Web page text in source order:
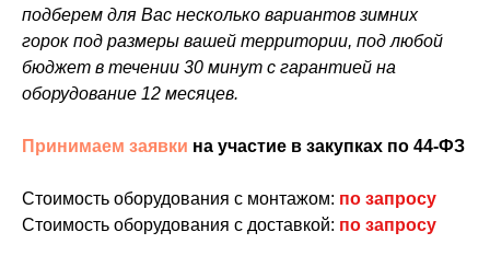
подберем для Вас несколько вариантов зимних
горок под размеры вашей территории, под любой
бюджет в течении 30 минут с гарантией на
оборудование 12 месяцев.
Принимаем заявки на участие в закупках по 44-ФЗ
Стоимость оборудования с монтажом: по запросу
Стоимость оборудования с доставкой: по запросу